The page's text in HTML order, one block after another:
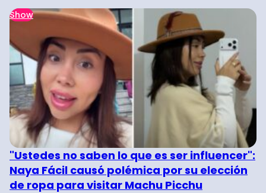
Show
"Ustedes no saben lo que es ser influencer":
Naya Fácil causó polémica por su elección
de ropa para visitar Machu Picchu